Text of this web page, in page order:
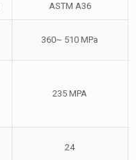
ASTM A36
360~ 510 MPa
235 MPA
24